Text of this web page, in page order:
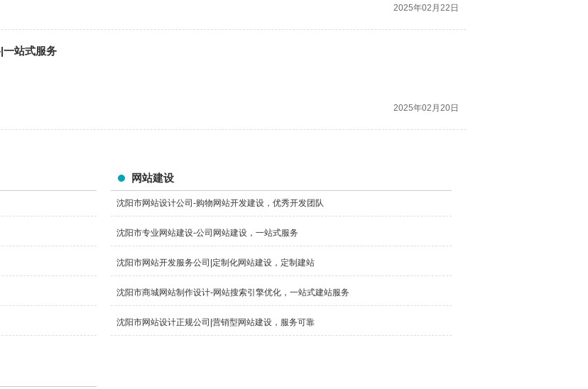
2025年02月22日
一站式服务
2025年02月20日
网站建设
沈阳市网站设计公司-购物网站开发建设，优秀开发团队
沈阳市专业网站建设-公司网站建设，一站式服务
沈阳市网站开发服务公司|定制化网站建设，定制建站
沈阳市商城网站制作设计-网站搜索引擎优化，一站式建站服务
沈阳市网站设计正规公司|营销型网站建设，服务可靠